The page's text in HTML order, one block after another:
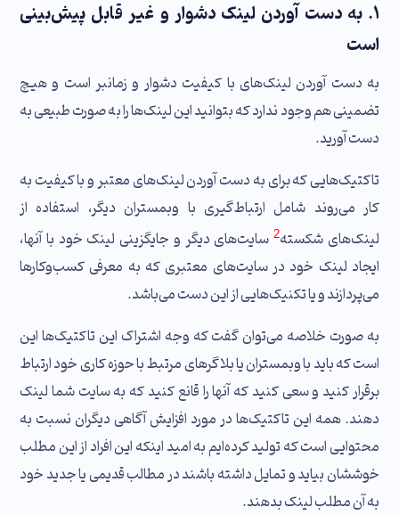
۱. به دست آوردن لینک دشوار و غیر قابل پیش‌بینی
است
به دست آوردن لینک‌های با کیفیت دشوار و زمانبر است و هیچ
تضمینی هم وجود ندارد که بتوانید این لینک‌ها را به صورت طبیعی به
دست آورید.
تاکتیک‌هایی که برای به دست آوردن لینک‌های معتبر و با کیفیت به
کار می‌روند شامل ارتباط‌گیری با وبمستران دیگر، استفاده از
لینک‌های شکسته2سایت‌های دیگر و جایگزینی لینک خود با آنها،
ایجاد لینک خود در سایت‌های معتبری که به معرفی کسب‌وکارها
می‌پردازند و یا تکنیک‌هایی از این دست می‌باشد.
به صورت خلاصه می‌توان گفت که وجه اشتراک این تاکتیک‌ها این
است که باید با وبمستران یا بلاگرهای مرتبط با حوزه کاری خود ارتباط
برقرار کنید و سعی کنید که آنها را قانع کنید که به سایت شما لینک
دهند. همه این تاکتیک‌ها در مورد افزایش آگاهی دیگران نسبت به
محتوایی است که تولید کرده‌ایم به امید اینکه این افراد از این مطلب
خوششان بیاید و تمایل داشته باشند در مطالب قدیمی یا جدید خود
به آن مطلب لینک بدهند.